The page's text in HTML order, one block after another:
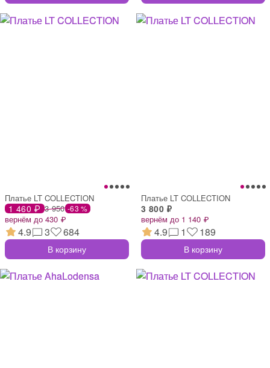
Платье LT COLLECTION
1 460 ₽ 3 950 -63 %
вернём до 430 ₽
4.9 3 684
В корзину
Платье LT COLLECTION
3 800 ₽
вернём до 1 140 ₽
4.9 1 189
В корзину